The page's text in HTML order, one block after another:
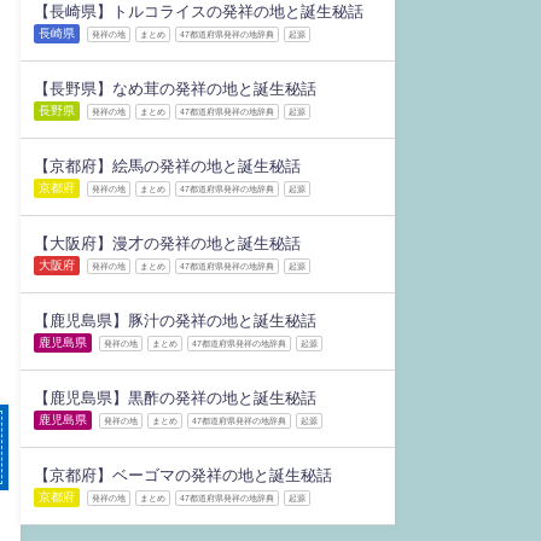
【長崎県】トルコライスの発祥の地と誕生秘話
長崎県 発祥の地 まとめ 47都道府県発祥の地辞典 起源
【長野県】なめ茸の発祥の地と誕生秘話
長野県 発祥の地 まとめ 47都道府県発祥の地辞典 起源
【京都府】絵馬の発祥の地と誕生秘話
京都府 発祥の地 まとめ 47都道府県発祥の地辞典 起源
【大阪府】漫才の発祥の地と誕生秘話
大阪府 発祥の地 まとめ 47都道府県発祥の地辞典 起源
【鹿児島県】豚汁の発祥の地と誕生秘話
鹿児島県 発祥の地 まとめ 47都道府県発祥の地辞典 起源
【鹿児島県】黒酢の発祥の地と誕生秘話
鹿児島県 発祥の地 まとめ 47都道府県発祥の地辞典 起源
【京都府】ベーゴマの発祥の地と誕生秘話
京都府 発祥の地 まとめ 47都道府県発祥の地辞典 起源